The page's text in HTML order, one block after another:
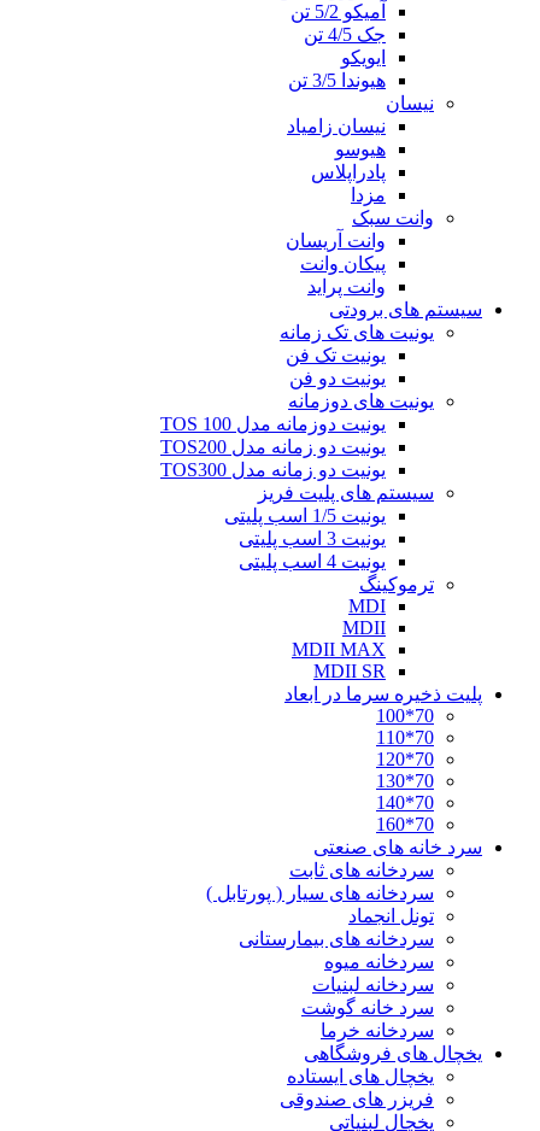
آمیکو 5/2 تن
جک 4/5 تن
ایویکو
هیوندا 3/5 تن
نیسان
نیسان زامیاد
هیوسو
پادراپلاس
مزدا
وانت سبک
وانت آریسان
پیکان وانت
وانت پراید
سیستم های برودتی
یونیت های تک زمانه
یونیت تک فن
یونیت دو فن
یونیت های دوزمانه
یونیت دوزمانه مدل TOS 100
یونیت دو زمانه مدل TOS200
یونیت دو زمانه مدل TOS300
سیستم های پلیت فریز
یونیت 1/5 اسب پلیتی
یونیت 3 اسب پلیتی
یونیت 4 اسب پلیتی
ترموکینگ
MDI
MDII
MDII MAX
MDII SR
پلیت ذخیره سرما در ابعاد
70*100
70*110
70*120
70*130
70*140
70*160
سرد خانه های صنعتی
سردخانه های ثابت
سردخانه های سیار ( پورتابل )
تونل انجماد
سردخانه های بیمارستانی
سردخانه میوه
سردخانه لبنیات
سرد خانه گوشت
سردخانه خرما
یخچال های فروشگاهی
یخچال های ایستاده
فریزر های صندوقی
یخچال لبنیاتی